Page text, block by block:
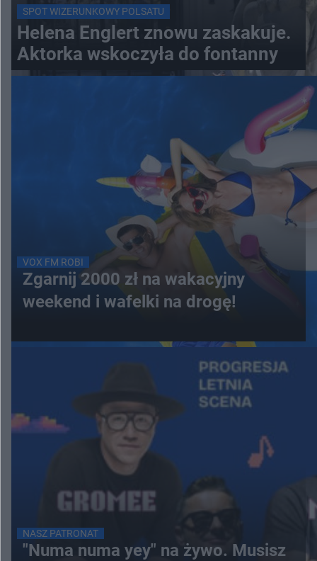
SPOT WIZERUNKOWY POLSATU
Helena Englert znowu zaskakuje.
Aktorka wskoczyła do fontanny
VOX FM ROBI
Zgarnij 2000 zł na wakacyjny
weekend i wafelki na drogę!
NASZ PATRONAT
"Numa numa yey" na żywo. Musisz